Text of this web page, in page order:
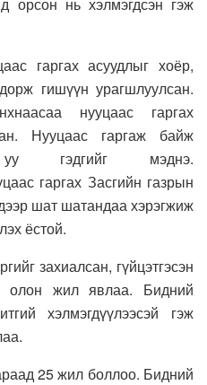
гаргах асуудлыг хоёр,
гишүүн урагшлуулсан.
нууцаас гаргах
Нууцаас гаргаж байж
гэдгийг мэднэ.
гаргах Засгийн газрын
шат шатандаа хэрэгжиж
ёстой.
захиалсан, гүйцэтгэсэн
олон жил явлаа. Бидний
хэлмэгдүүлээсэй гэж
25 жил боллоо. Бидний